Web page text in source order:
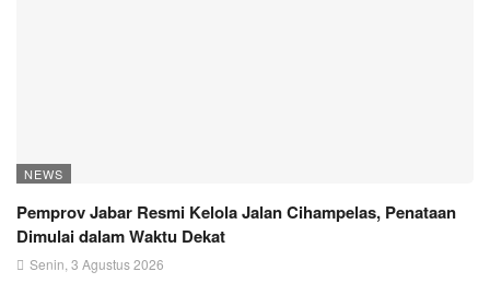
NEWS
Pemprov Jabar Resmi Kelola Jalan Cihampelas, Penataan
Dimulai dalam Waktu Dekat
Senin, 3 Agustus 2026